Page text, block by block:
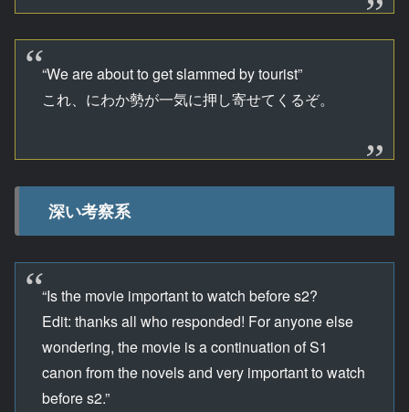
“We are about to get slammed by tourist”
これ、にわか勢が一気に押し寄せてくるぞ。
深い考察系
“Is the movie important to watch before s2?
Edit: thanks all who responded! For anyone else
wondering, the movie is a continuation of S1
canon from the novels and very important to watch
before s2.”